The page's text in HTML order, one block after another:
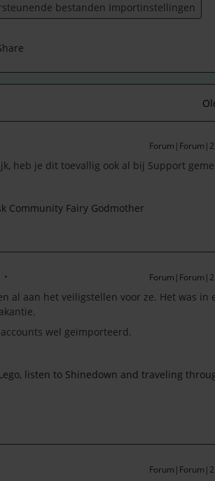
bestanden Importinstellingen
heb je dit toevallig ook al bij Support
Community Fairy Godmother
al aan het veiligstellen voor ze. Het was in
wel geïmporteerd.
listen to Shinedown and traveling